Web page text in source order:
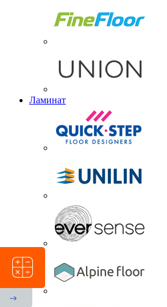
Ламинат